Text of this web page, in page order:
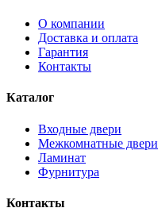
О компании
Доставка и оплата
Гарантия
Контакты
Каталог
Входные двери
Межкомнатные двери
Ламинат
Фурнитура
Контакты